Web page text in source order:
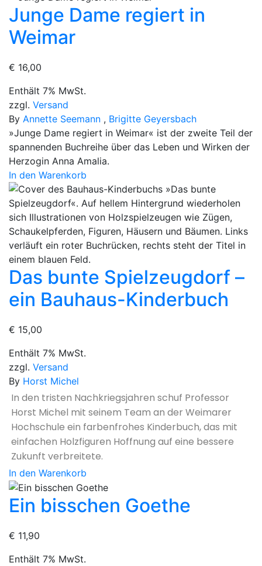
Junge Dame regiert in
Weimar
€ 16,00
Enthält 7% MwSt.
zzgl. Versand
By Annette Seemann , Brigitte Geyersbach
»Junge Dame regiert in Weimar« ist der zweite Teil der
spannenden Buchreihe über das Leben und Wirken der
Herzogin Anna Amalia.
In den Warenkorb
Das bunte Spielzeugdorf –
ein Bauhaus-Kinderbuch
€ 15,00
Enthält 7% MwSt.
zzgl. Versand
By Horst Michel
In den tristen Nachkriegsjahren schuf Professor
Horst Michel mit seinem Team an der Weimarer
Hochschule ein farbenfrohes Kinderbuch, das mit
einfachen Holzfiguren Hoffnung auf eine bessere
Zukunft verbreitete.
In den Warenkorb
Ein bisschen Goethe
€ 11,90
Enthält 7% MwSt.